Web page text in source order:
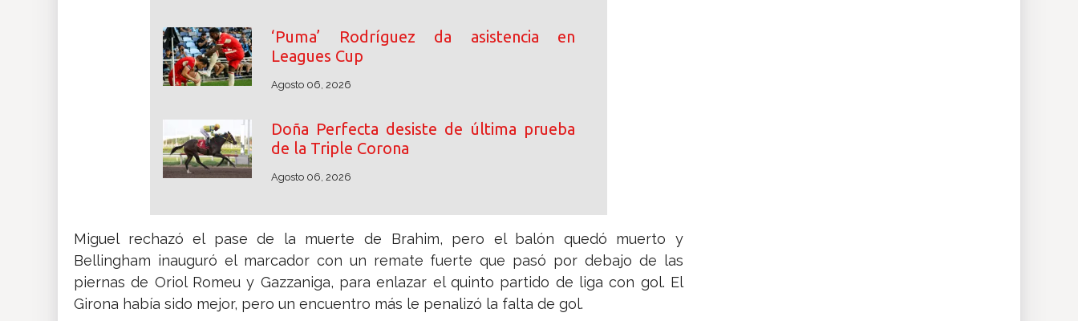
‘Puma’ Rodríguez da asistencia en
Leagues Cup
Agosto 06, 2026
Doña Perfecta desiste de última prueba
de la Triple Corona
Agosto 06, 2026
Miguel rechazó el pase de la muerte de Brahim, pero el balón quedó muerto y
Bellingham inauguró el marcador con un remate fuerte que pasó por debajo de las
piernas de Oriol Romeu y Gazzaniga, para enlazar el quinto partido de liga con gol. El
Girona había sido mejor, pero un encuentro más le penalizó la falta de gol.